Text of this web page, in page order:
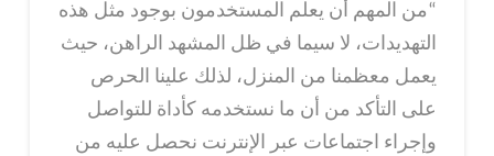
“من المهم أن يعلم المستخدمون بوجود مثل هذه
التهديدات، لا سيما في ظل المشهد الراهن، حيث
يعمل معظمنا من المنزل، لذلك علينا الحرص
على التأكد من أن ما نستخدمه كأداة للتواصل
وإجراء اجتماعات عبر الإنترنت نحصل عليه من